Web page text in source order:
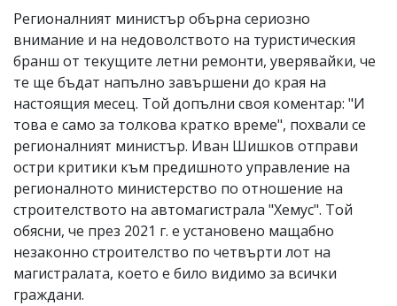
Регионалният министър обърна сериозно
внимание и на недоволството на туристическия
бранш от текущите летни ремонти, уверявайки, че
те ще бъдат напълно завършени до края на
настоящия месец. Той допълни своя коментар: "И
това е само за толкова кратко време", похвали се
регионалният министър. Иван Шишков отправи
остри критики към предишното управление на
регионалното министерство по отношение на
строителството на автомагистрала "Хемус". Той
обясни, че през 2021 г. е установено мащабно
незаконно строителство по четвърти лот на
магистралата, което е било видимо за всички
граждани.